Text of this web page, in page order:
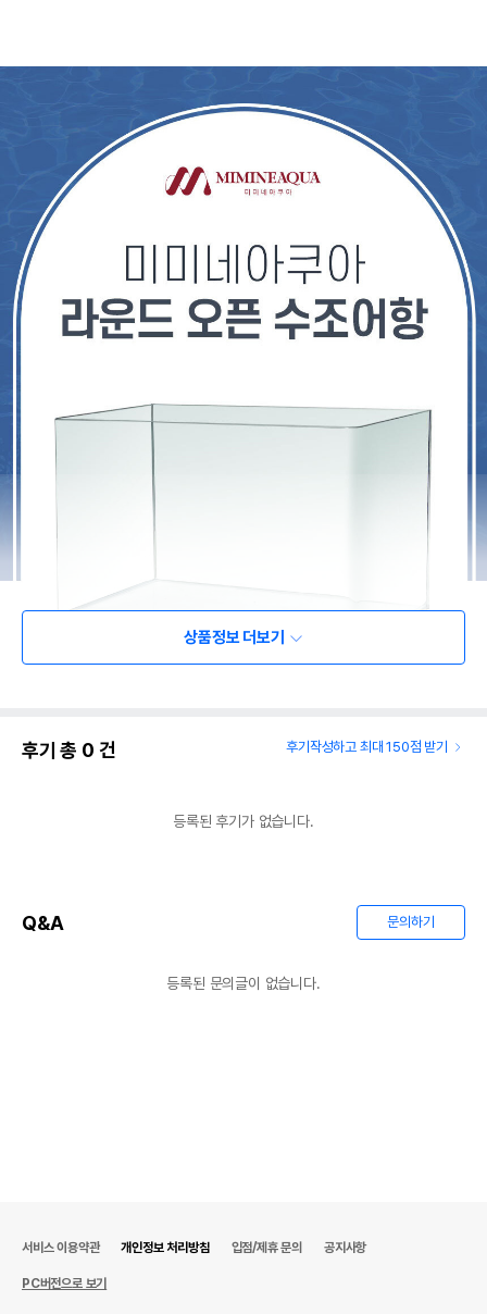
상품정보 더보기
후기 총 0 건 후기작성하고 최대 150점 받기
등록된 후기가 없습니다.
Q&A 문의하기
등록된 문의글이 없습니다.
서비스 이용약관 개인정보 처리방침 입점/제휴 문의 공지사항
PC버전으로 보기